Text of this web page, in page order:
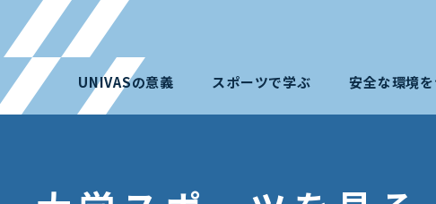
UNIVASの意義 スポーツで学ぶ 安全な環境